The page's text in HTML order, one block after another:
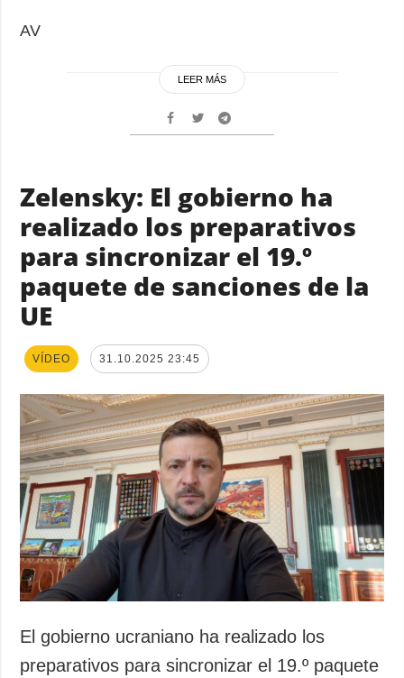
AV
LEER MÁS
Zelensky: El gobierno ha
realizado los preparativos
para sincronizar el 19.º
paquete de sanciones de la
UE
VÍDEO 31.10.2025 23:45
El gobierno ucraniano ha realizado los
preparativos para sincronizar el 19.º paquete